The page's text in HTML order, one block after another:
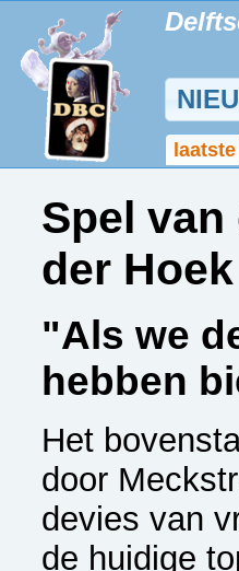
laatste
Spel
der Hoek
"Als we
hebben
Het
door
devies van
de huidige